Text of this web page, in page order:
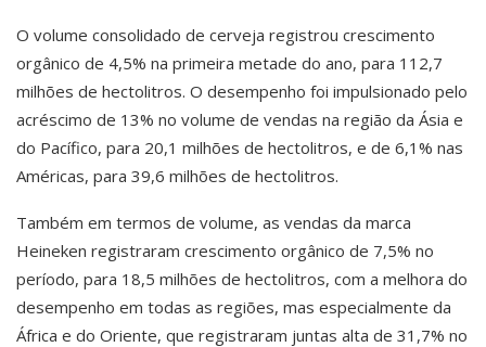
O volume consolidado de cerveja registrou crescimento
orgânico de 4,5% na primeira metade do ano, para 112,7
milhões de hectolitros. O desempenho foi impulsionado pelo
acréscimo de 13% no volume de vendas na região da Ásia e
do Pacífico, para 20,1 milhões de hectolitros, e de 6,1% nas
Américas, para 39,6 milhões de hectolitros.
Também em termos de volume, as vendas da marca
Heineken registraram crescimento orgânico de 7,5% no
período, para 18,5 milhões de hectolitros, com a melhora do
desempenho em todas as regiões, mas especialmente da
África e do Oriente, que registraram juntas alta de 31,7% no